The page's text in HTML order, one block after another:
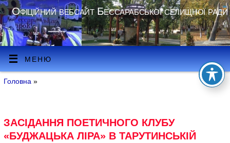
Офіційний вебсайт Бессарабської селищної ради
МЕНЮ
Головна »
ЗАСІДАННЯ ПОЕТИЧНОГО КЛУБУ
«БУДЖАЦЬКА ЛІРА» В ТАРУТИНСЬКІЙ